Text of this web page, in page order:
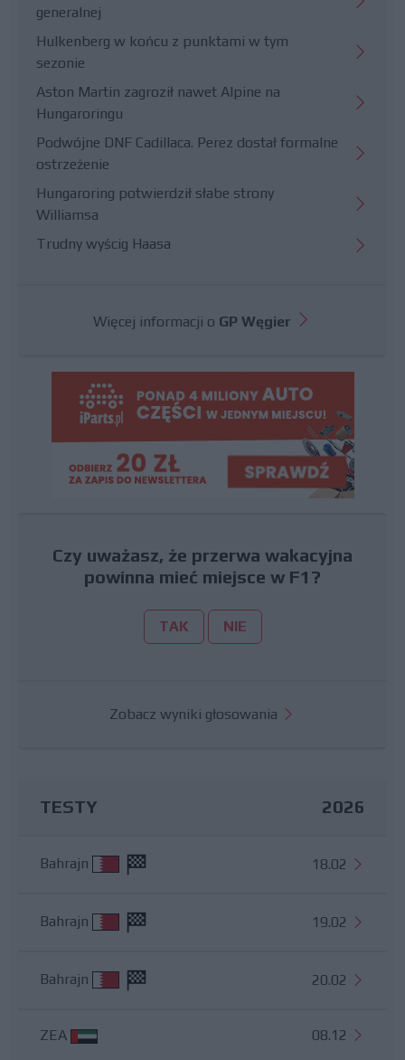
generalnej
Hulkenberg w końcu z punktami w tym
sezonie
Aston Martin zagroził nawet Alpine na
Hungaroringu
Podwójne DNF Cadillaca. Perez dostał formalne
ostrzeżenie
Hungaroring potwierdził słabe strony
Williamsa
Trudny wyścig Haasa
Więcej informacji o GP Węgier
Czy uważasz, że przerwa wakacyjna
powinna mieć miejsce w F1?
TAK NIE
Zobacz wyniki głosowania
TESTY 2026
Bahrajn 18.02
Bahrajn 19.02
Bahrajn 20.02
ZEA 08.12